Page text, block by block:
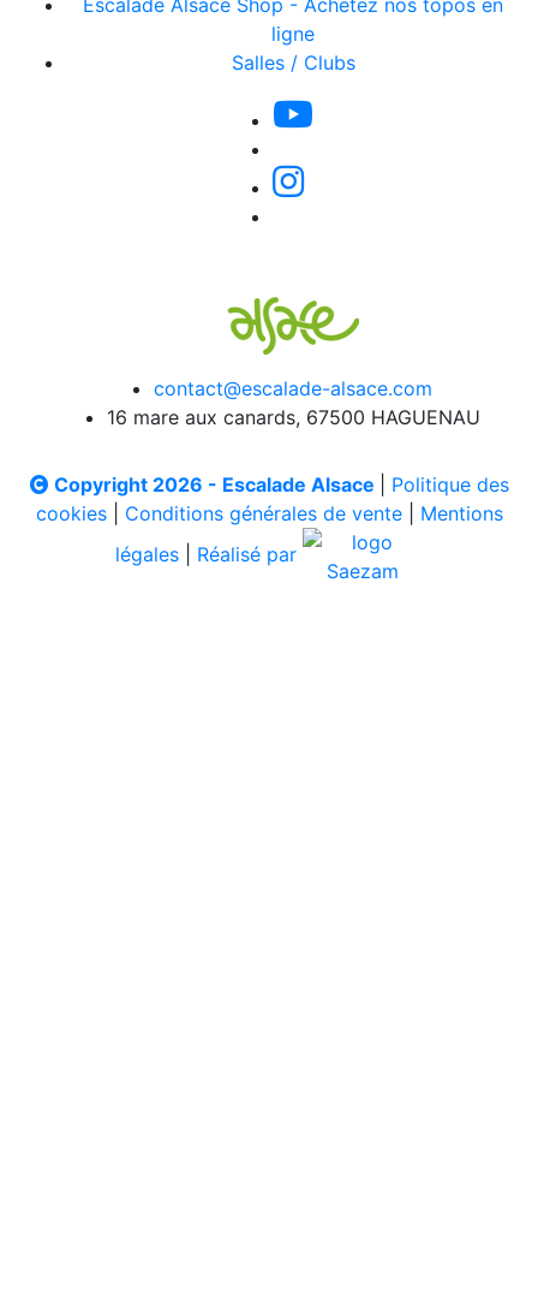
Escalade Alsace Shop - Achetez nos topos en
ligne
Salles / Clubs
contact@escalade-alsace.com
16 mare aux canards, 67500 HAGUENAU
Copyright 2026 - Escalade Alsace
Politique des
cookies| Conditions générales de vente| Mentions
légales
Réalisé par